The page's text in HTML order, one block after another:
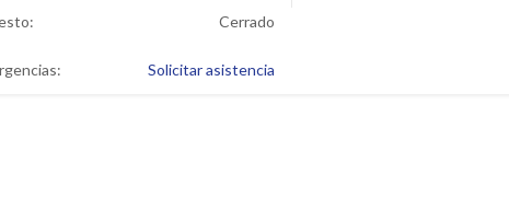
Cerrado
Solicitar asistencia